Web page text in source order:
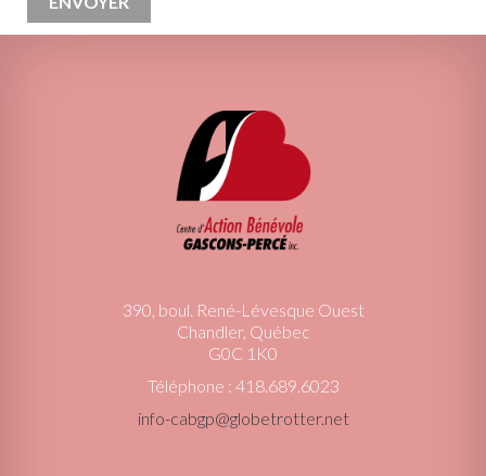
390, boul. René-Lévesque Ouest
Chandler, Québec
G0C 1K0
Téléphone : 418.689.6023
info-cabgp@globetrotter.net